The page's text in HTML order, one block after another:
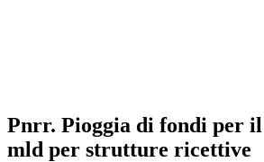
Pnrr. Pioggia di fondi per
mld per strutture ricettive